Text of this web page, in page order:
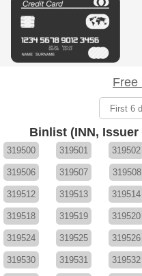
Free
Binlist (INN,
319500 319501 319502
319506 319507 319508
319512 319513 319514
319518 319519 319520
319524 319525 319526
319530 319531 319532